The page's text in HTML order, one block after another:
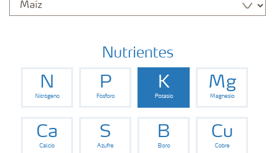
Portafolio de Agricultura Digital
Almacenaje y manejo de fertilizantes
Cultivos
Red de Distribuidores Ecuador
Nutrientes
N
Nitrógeno
P
Fósforo
K
Potasio
Mg
Magnesio
Ca
Calcio
S
Azufre
B
Boro
Cu
Cobre